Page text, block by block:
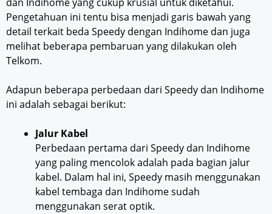
Pengetahuan ini tentu bisa menjadi garis bawah yang
detail terkait beda Speedy dengan Indihome dan juga
melihat beberapa pembaruan yang dilakukan oleh
Telkom.
Adapun beberapa perbedaan dari Speedy dan Indihome
ini adalah sebagai berikut:
Jalur Kabel
Perbedaan pertama dari Speedy dan Indihome
yang paling mencolok adalah pada bagian jalur
kabel. Dalam hal ini, Speedy masih menggunakan
kabel tembaga dan Indihome sudah
menggunakan serat optik.